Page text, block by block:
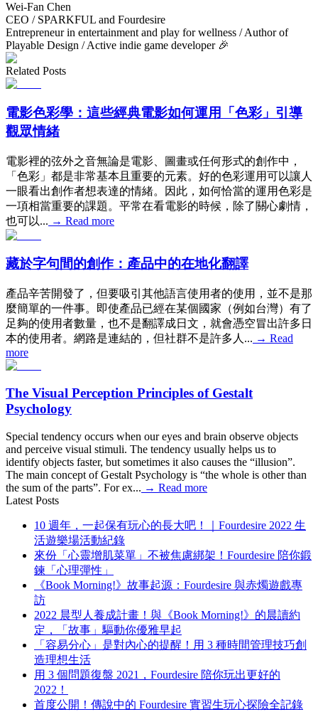
Wei-Fan Chen
CEO / SPARKFUL and Fourdesire
Entrepreneur in entertainment and play for wellness / Author of
Playable Design / Active indie game developer 🎉
Related Posts
電影色彩學：這些經典電影如何運用「色彩」引導
觀眾情緒
電影裡的弦外之音無論是電影、圖畫或任何形式的創作中，
「色彩」都是非常基本且重要的元素。好的色彩運用可以讓人
一眼看出創作者想表達的情緒。因此，如何恰當的運用色彩是
一項相當重要的課題。平常在看電影的時候，除了關心劇情，
也可以... → Read more
藏於字句間的創作：產品中的在地化翻譯
產品辛苦開發了，但要吸引其他語言使用者的使用，並不是那
麼簡單的一件事。即使產品已經在某個國家（例如台灣）有了
足夠的使用者數量，也不是翻譯成日文，就會憑空冒出許多日
本的使用者。網路是連結的，但社群不是許多人... → Read
more
The Visual Perception Principles of Gestalt
Psychology
Special tendency occurs when our eyes and brain observe objects
and perceive visual stimuli. The tendency usually helps us to
identify objects faster, but sometimes it also causes the “illusion”.
The main concept of Gestalt Psychology is “the whole is other than
the sum of the parts”. For ex... → Read more
Latest Posts
10 週年，一起保有玩心的長大吧！｜Fourdesire 2022 生
活遊樂場活動紀錄
來份「心靈增肌菜單」不被焦慮綁架！Fourdesire 陪你鍛
鍊「心理彈性」
《Book Morning!》故事起源：Fourdesire 與赤燭遊戲專
訪
2022 晨型人養成計畫！與《Book Morning!》的晨讀約
定，「故事」驅動你優雅早起
「容易分心」是對內心的提醒！用 3 種時間管理技巧創
造理想生活
用 3 個問題復盤 2021，Fourdesire 陪你玩出更好的
2022！
首度公開！傳說中的 Fourdesire 實習生玩心探險全記錄